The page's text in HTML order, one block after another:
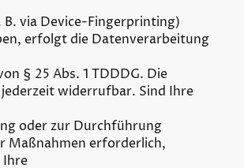
B. via Device-Fingerprinting)
erfolgt die Datenverarbeitung
§ 25 Abs. 1 TDDDG. Die
widerrufbar. Sind Ihre
oder zur Durchführung
Maßnahmen erforderlich,